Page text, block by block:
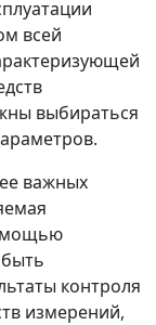
всей
выбираться
важных
контроля
измерений,